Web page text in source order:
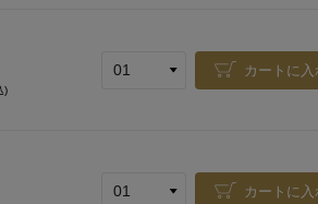
)
カートに入
カートに入